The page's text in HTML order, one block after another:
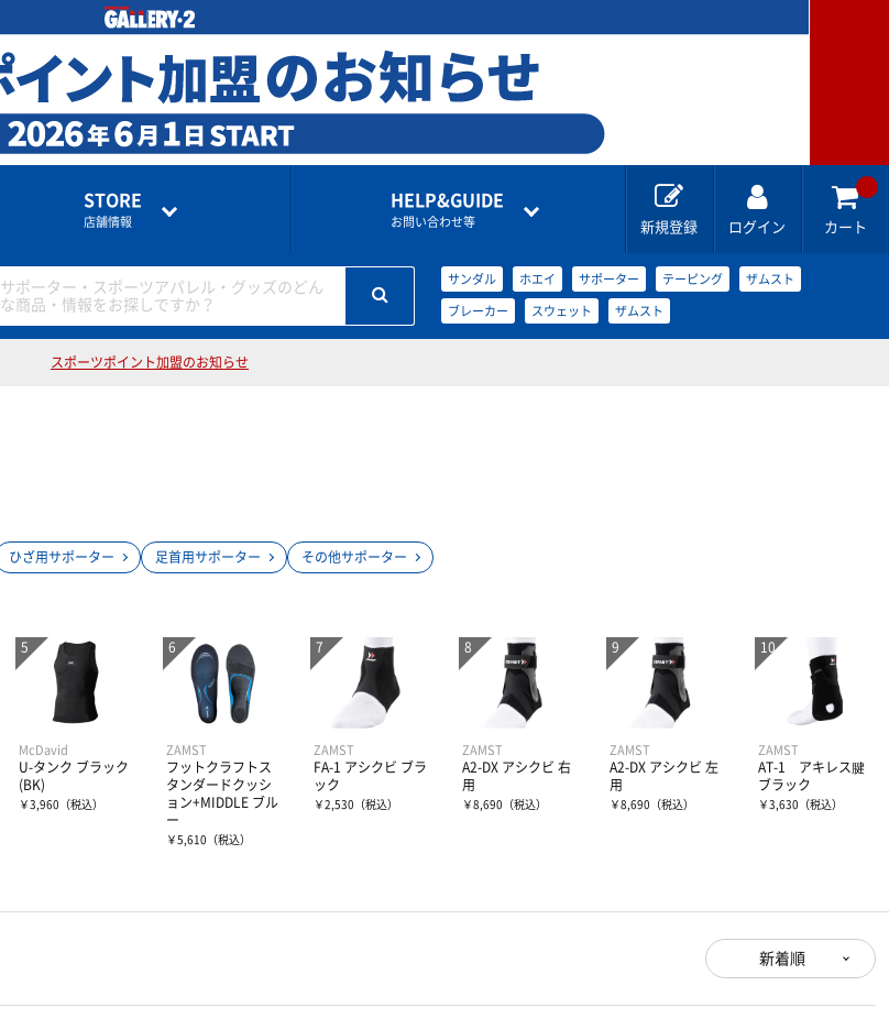
STORE
店舗情報
HELP&GUIDE
お問い合わせ等 新規登録 ログイン カート
サポーター・スポーツアパレル・グッズのどん
な商品・情報をお探しですか？
サンダル ホエイ サポーター テーピング ザムスト
ブレーカー スウェット ザムスト
スポーツポイント加盟のお知らせ
ひざ用サポーター 足首用サポーター その他サポーター
McDavid
U-タンク ブラック
(BK)
￥3,960 （税込）
ZAMST
フットクラフトス
タンダードクッシ
ョン+MIDDLE ブル
ー
￥5,610 （税込）
ZAMST
FA-1 アシクビ ブラ
ック
￥2,530 （税込）
ZAMST
A2-DX アシクビ 右
用
￥8,690 （税込）
ZAMST
A2-DX アシクビ 左
用
￥8,690 （税込）
ZAMST
AT-1 アキレス腱
ブラック
￥3,630 （税込）
新着順